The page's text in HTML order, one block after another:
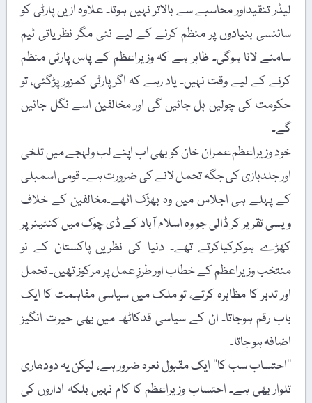
لیڈر تنقیداور محاسبے سے بالاتر نہیں ہوتا۔ علاوہ ازیں پارٹی کو
سائنسی بنیادوں پر منظم کرنے کے لیے نئی مگر نظریاتی ٹیم
سامنے لانا ہوگی۔ ظاہر ہے کہ وزیراعظم کے پاس پارٹی منظم
کرنے کے لیے وقت نہیں۔ یاد رہے کہ اگر پارٹی کمزور پڑگئی، تو
حکومت کی چولیں ہل جائیں گی اور مخالفین اسے نگل جائیں
گے۔
خود وزیراعظم عمران خان کو بھی اب اپنے لب ولہجے میں تلخی
اور جلدبازی کی جگہ تحمل لانے کی ضرورت ہے۔ قومی اسمبلی
کے پہلے ہی اجلاس میں وہ بھڑک اٹھے۔مخالفین کے خلاف
ویسی تقریر کر ڈالی جو وہ اسلام آباد کے ڈی چوک میں کنٹینر پر
کھڑے ہوکرکیاکرتے تھے۔ دنیا کی نظریں پاکستان کے نو
منتخب وزیراعظم کے خطاب اور طرزِ عمل پر مرکوز تھیں۔ تحمل
اور تدبر کا مظاہرہ کرتے، تو ملک میں سیاسی مفاہمت کا ایک
باب رقم ہوجاتا۔ ان کے سیاسی قدکاٹھ میں بھی حیرت انگیز
اضافہ ہو جاتا۔
’’احتساب سب کا‘‘ ایک مقبول نعرہ ضرور ہے، لیکن یہ دودھاری
تلوار بھی ہے۔ احتساب وزیراعظم کا کام نہیں بلکہ اداروں کی